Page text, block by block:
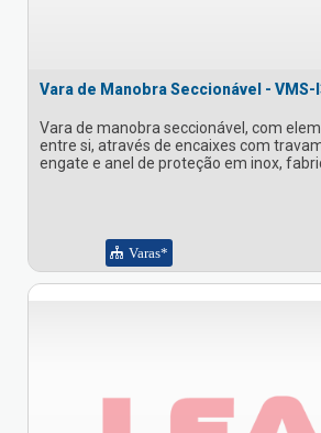
Vara de Manobra Seccionável - VMS-
Vara de manobra seccionável, com
entre si, através de encaixes com
engate e anel de proteção em inox,
Varas*